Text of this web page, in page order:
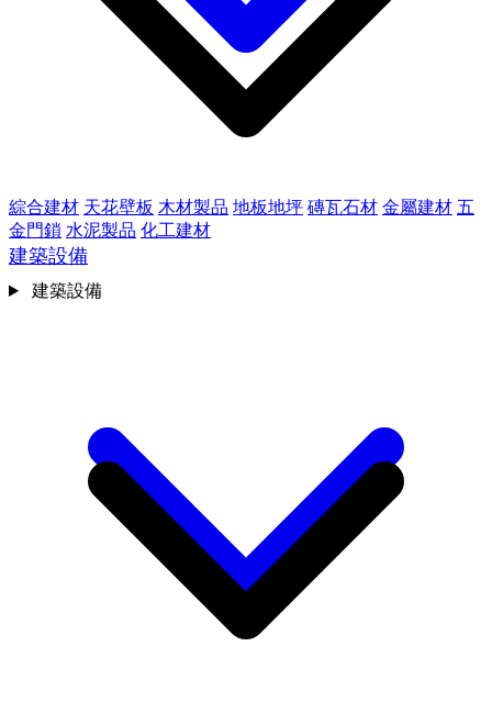
綜合建材 天花壁板 木材製品 地板地坪 磚瓦石材 金屬建材 五
金門鎖 水泥製品 化工建材
建築設備
建築設備